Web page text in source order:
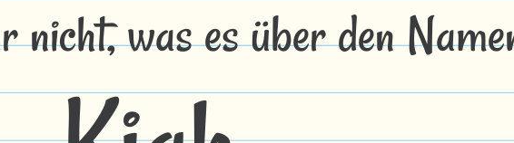
nicht, was es über den